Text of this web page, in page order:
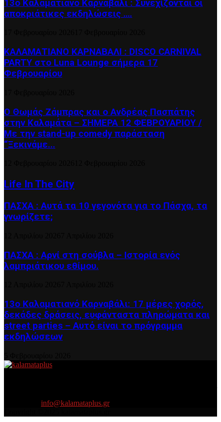
13ο Καλαματιανό Καρναβάλι : Συνεχίζονται οι
αποκριάτικες εκδηλώσεις ….
ΚΑΛΑΜΑΤΙΑΝΟ ΚΑΡΝΑΒΑΛΙ : DISCO CARNIVAL
PARTY στο Luna Lounge σήμερα 17
Φεβρουαρίου
Ο Θωμάς Ζάμπρας και ο Ανδρέας Πασπάτης
στην Καλαμάτα – ΣΗΜΕΡΑ 12 ΦΕΒΡΟΥΑΡΙΟΥ /
Με την stand-up comedy παράσταση
“Ξεκινάμε...
Life In The City
ΠΑΣΧΑ : Αυτά τα 10 γεγονότα για το Πάσχα, τα
γνωρίζετε;
ΠΑΣΧΑ : Αρνί στη σούβλα – Ιστορία ενός
λαμπριάτικου εθίμου.
13ο Καλαματιανό Καρναβάλι: 17 μέρες χορός,
δεκάδες δράσεις, ευφάνταστα πληρώματα και
street parties – Αυτό είναι το πρόγραμμα
εκδηλώσεων
info@kalamataplus.gr